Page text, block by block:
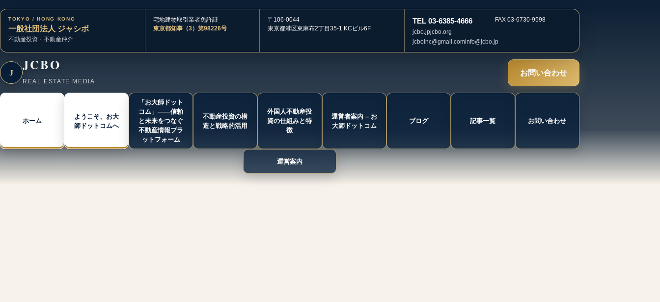
TOKYO / HONG KONG
一般社団法人 ジャシボ
不動産投資・不動産仲介
宅地建物取引業者免許証
東京都知事（3）第98226号
〒106-0044
東京都港区東麻布2丁目35-1 KCビル6F
TEL 03-6385-4666
FAX 03-6730-9598
jcbo.jpjcbo.org
jcboinc@gmail.cominfo@jcbo.jp
J JCBO
REAL ESTATE MEDIA
お問い合わせ
ホーム
ようこそ、お大
師ドットコムへ
「お大師ドット
コム」――信頼
と未来をつなぐ
不動産情報プラ
ットフォーム
不動産投資の構
造と戦略的活用
外国人不動産投
資の仕組みと特
徴
運営者案内 – お
大師ドットコム
ブログ 記事一覧 お問い合わせ
運営案内